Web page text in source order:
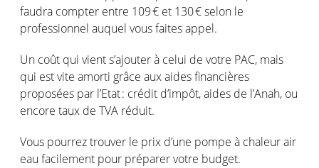
faudra compter entre 109 € et 130 €selon le
professionnel auquel vousfaitesappel.
Un coût qui vients’ajouterà celui de votre PAC, mais
qui estvite amorti grâce aux aidesfinancières
proposées par l’Etat: crédit d’impôt, aides de l’Anah, ou
encore taux de TVA réduit.
Vous pourreztrouver le prix d’une pompe à chaleurair
eau facilement pour préparervotre budget.